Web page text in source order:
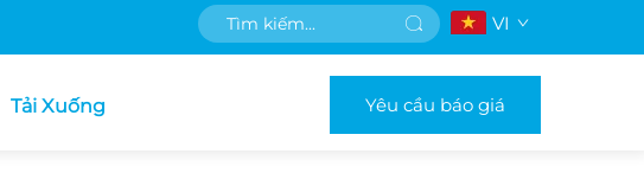
VI
Tải Xuống Yêu cầu báo giá